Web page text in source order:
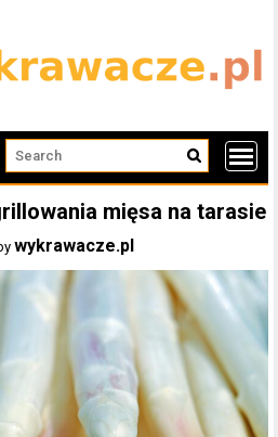
mięsa na tarasie
wykrawacze.pl